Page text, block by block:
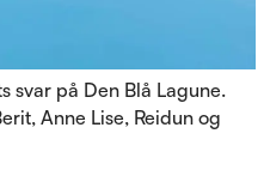
svar på Den Blå Lagune.
Anne Lise, Reidun og